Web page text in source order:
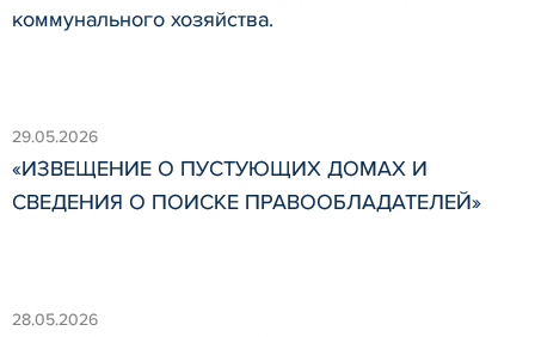
коммунального хозяйства.
29.05.2026
«ИЗВЕЩЕНИЕ О ПУСТУЮЩИХ ДОМАХ И
СВЕДЕНИЯ О ПОИСКЕ ПРАВООБЛАДАТЕЛЕЙ»
28.05.2026